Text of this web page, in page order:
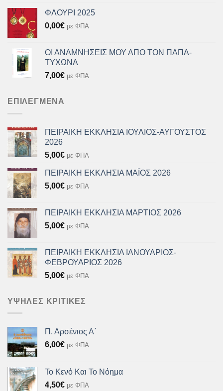
ΦΛΟΥΡΙ 2025
0,00€ με ΦΠΑ
ΟΙ ΑΝΑΜΝΗΣΕΙΣ ΜΟΥ ΑΠΟ ΤΟΝ ΠΑΠΑ-
ΤΥΧΩΝΑ
7,00€ με ΦΠΑ
ΕΠΙΛΕΓΜΈΝΑ
ΠΕΙΡΑΙΚΗ ΕΚΚΛΗΣΙΑ ΙΟΥΛΙΟΣ-ΑΥΓΟΥΣΤΟΣ
2026
5,00€ με ΦΠΑ
ΠΕΙΡΑΙΚΗ ΕΚΚΛΗΣΙΑ ΜΑΪΟΣ 2026
5,00€ με ΦΠΑ
ΠΕΙΡΑΙΚΗ ΕΚΚΛΗΣΙΑ ΜΑΡΤΙΟΣ 2026
5,00€ με ΦΠΑ
ΠΕΙΡΑΙΚΗ ΕΚΚΛΗΣΙΑ ΙΑΝΟΥΑΡΙΟΣ-
ΦΕΒΡΟΥΑΡΙΟΣ 2026
5,00€ με ΦΠΑ
ΥΨΗΛΈΣ ΚΡΙΤΙΚΈΣ
Π. Αρσένιος Α΄
6,00€ με ΦΠΑ
Το Κενό Και Το Νόημα
4,50€ με ΦΠΑ